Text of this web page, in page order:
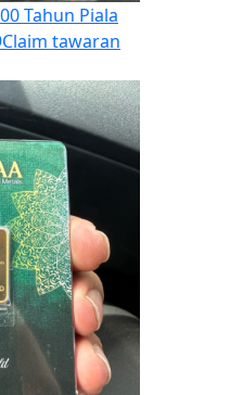
Tahun Piala
Claim tawaran